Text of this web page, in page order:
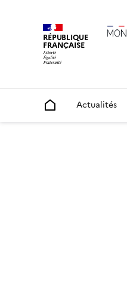
RÉPUBLIQUE
FRANÇAISE
Accueil Actualités